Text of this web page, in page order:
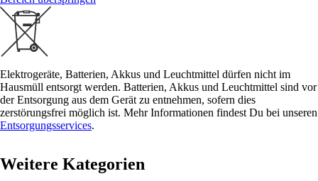
Elektrogeräte, Batterien, Akkus und Leuchtmittel dürfen nicht im
Hausmüll entsorgt werden. Batterien, Akkus und Leuchtmittel sind vor
der Entsorgung aus dem Gerät zu entnehmen, sofern dies
zerstörungsfrei möglich ist. Mehr Informationen findest Du bei unseren
Entsorgungsservices.
Weitere Kategorien